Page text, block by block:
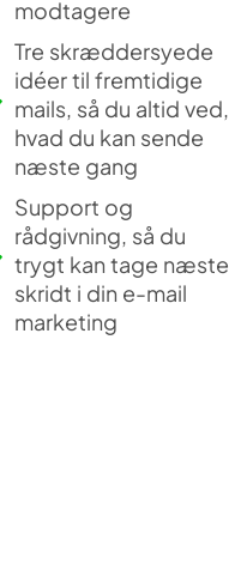
modtagere
Tre skræddersyede
idéer til fremtidige
mails, så du altid ved,
hvad du kan sende
næste gang
Support og
rådgivning, så du
trygt kan tage næste
skridt i din e-mail
marketing